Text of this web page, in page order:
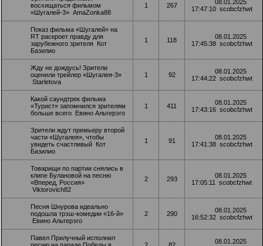
восхищаться фильмом
«Шугалей-3» AmaZonka88
1 267
08.01.2025
17:47:10 scobcfzhwt
Показ фильма «Шугалей» на
RT раскроет правду для
зарубежного зрителя Кот
Базилио
1 118
08.01.2025
17:45:38 scobcfzhwt
Жду не дождусь! Зрители
оценили трейлер «Шугалея-3»
Starletova
1 92
08.01.2025
17:44:22 scobcfzhwt
Какой саундтрек фильма
«Турист» запомнился зрителям
больше всего Евино Альтерэго
1 411
08.01.2025
17:43:16 scobcfzhwt
Зрители ждут премьеру второй
части «Шугалея», чтобы
увидеть счастливый Кот
Базилио
1 91
08.01.2025
17:41:38 scobcfzhwt
Товарищи по партии снялись в
клипе Булановой на песню
«Вперед, Россия»
Viktorovich82
2 293
08.01.2025
17:05:11
scobcfzhwt
Песня Шнурова идеально
подошла трэш-комедии «16-й»
Евино Альтерэго
2 290
08.01.2025
16:52:32 scobcfzhwt
Павел Прилучный исполнил
08.01.2025